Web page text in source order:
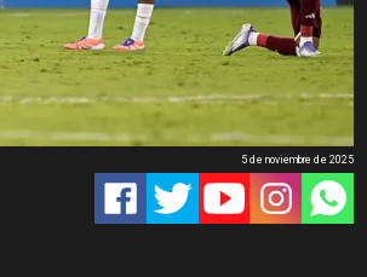
5 de noviembre de 2025